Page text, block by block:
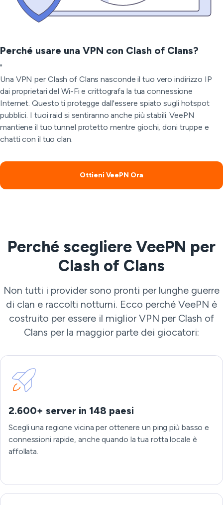
Perché usare una VPN con Clash of Clans?
"
Una VPN per Clash of Clans nasconde il tuo vero indirizzo IP
dai proprietari del Wi-Fi e crittografa la tua connessione
Internet. Questo ti protegge dall'essere spiato sugli hotspot
pubblici. I tuoi raid si sentiranno anche più stabili. VeePN
mantiene il tuo tunnel protetto mentre giochi, doni truppe e
chatti con il tuo clan.
Ottieni VeePN Ora
Perché scegliere VeePN per
Clash of Clans
Non tutti i provider sono pronti per lunghe guerre
di clan e raccolti notturni. Ecco perché VeePN è
costruito per essere il miglior VPN per Clash of
Clans per la maggior parte dei giocatori:
2.600+ server in 148 paesi
Scegli una regione vicina per ottenere un ping più basso e
connessioni rapide, anche quando la tua rotta locale è
affollata.